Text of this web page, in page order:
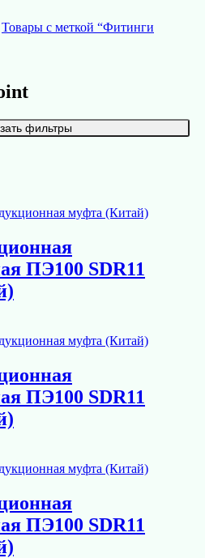
Товары с меткой “Фитинги
фильтры
ПЭ100 SDR11
ПЭ100 SDR11
ПЭ100 SDR11